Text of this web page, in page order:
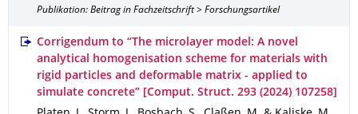
Publikation: Beitrag in Fachzeitschrift > Forschungsartikel
Corrigendum to “The microlayer model: A novel
analytical homogenisation scheme for materials with
rigid particles and deformable matrix - applied to
simulate concrete” [Comput. Struct. 293 (2024) 107258]